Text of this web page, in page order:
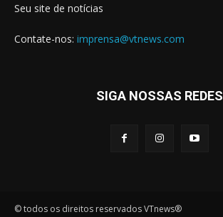
Seu site de notícias
Contate-nos: imprensa@vtnews.com
SIGA NOSSAS REDES
© todos os direitos reservados VTnews®